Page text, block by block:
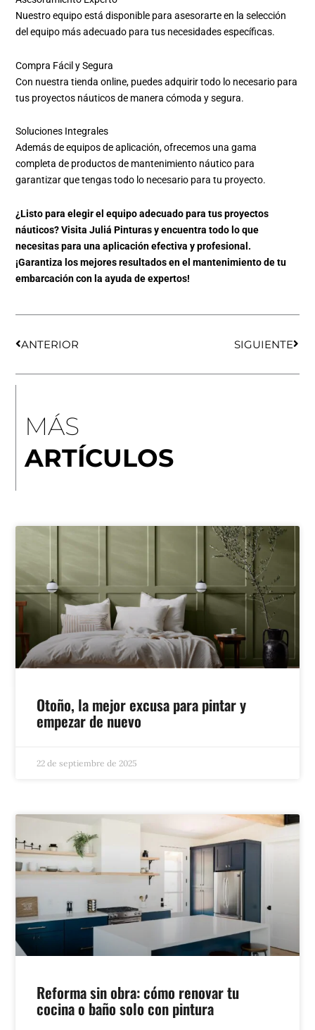
Nuestro equipo está disponible para asesorarte en la selección
del equipo más adecuado para tus necesidades específicas.
Compra Fácil y Segura
Con nuestra tienda online, puedes adquirir todo lo necesario para
tus proyectos náuticos de manera cómoda y segura.
Soluciones Integrales
Además de equipos de aplicación, ofrecemos una gama
completa de productos de mantenimiento náutico para
garantizar que tengas todo lo necesario para tu proyecto.
¿Listo para elegir el equipo adecuado para tus proyectos
náuticos? Visita Juliá Pinturas y encuentra todo lo que
necesitas para una aplicación efectiva y profesional.
¡Garantiza los mejores resultados en el mantenimiento de tu
embarcación con la ayuda de expertos!
ANTERIOR SIGUIENTE
MÁS
ARTÍCULOS
Otoño, la mejor excusa para pintar y
empezar de nuevo
22 de septiembre de 2025
Reforma sin obra: cómo renovar tu
cocina o baño solo con pintura